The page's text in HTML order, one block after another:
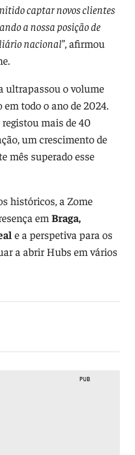
captar novos clientes
a nossa posição de
nacional”, afirmou
ultrapassou o volume
todo o ano de 2024.
mais de 40
um crescimento de
mês superado esse
históricos, a Zome
em Braga,
e a perspetiva para os
a abrir Hubs em vários
PUB